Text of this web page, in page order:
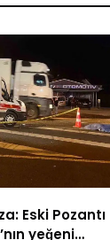
Eski Pozantı
yeğeni